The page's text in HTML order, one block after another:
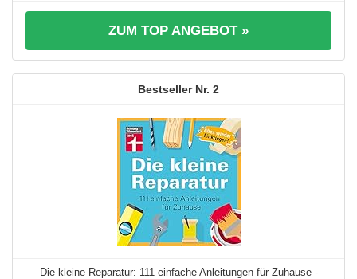
ZUM TOP ANGEBOT »
2
Die kleine Reparatur: 111 einfache Anleitungen für Zuhause -